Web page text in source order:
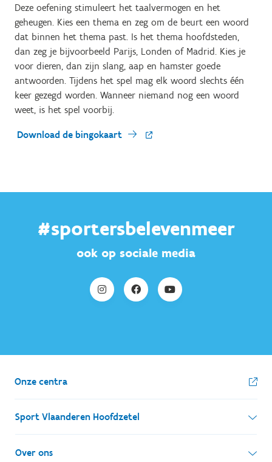
Deze oefening stimuleert het taalvermogen en het
geheugen. Kies een thema en zeg om de beurt een woord
dat binnen het thema past. Is het thema hoofdsteden,
dan zeg je bijvoorbeeld Parijs, Londen of Madrid. Kies je
voor dieren, dan zijn slang, aap en hamster goede
antwoorden. Tijdens het spel mag elk woord slechts één
keer gezegd worden. Wanneer niemand nog een woord
weet, is het spel voorbij.
Download de bingokaart
#sportersbelevenmeer
ook op sociale media
Onze centra
Sport Vlaanderen Hoofdzetel
Simon Bolivarlaan 17
Over ons